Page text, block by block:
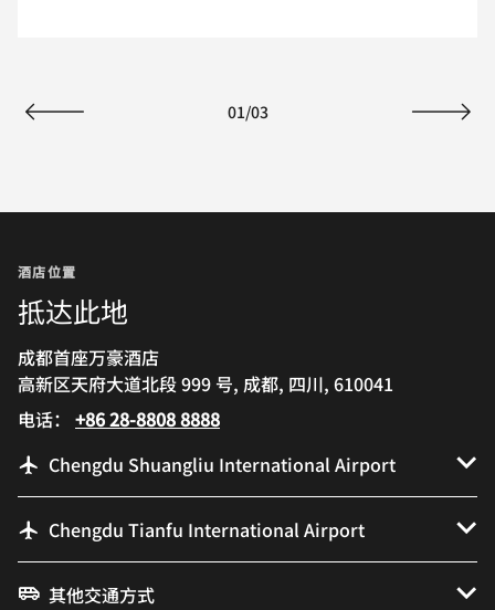
01/03
酒店位置
抵达此地
成都首座万豪酒店
高新区天府大道北段 999 号, 成都, 四川, 610041
电话： +86 28-8808 8888
Chengdu Shuangliu International Airport
Chengdu Tianfu International Airport
其他交通方式